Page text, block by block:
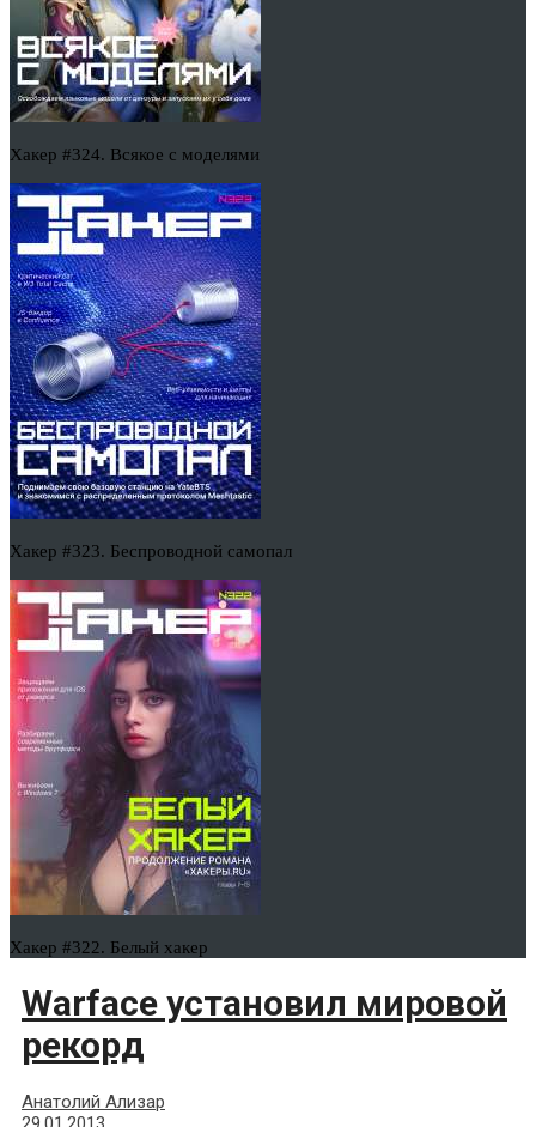
Хакер #324. Всякое с моделями
Хакер #323. Беспроводной самопал
Хакер #322. Белый хакер
Warface установил мировой
рекорд
Анатолий Ализар